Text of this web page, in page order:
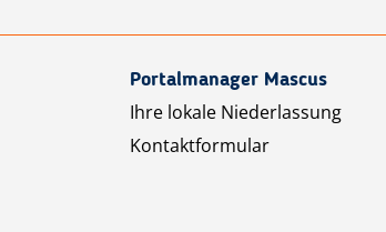
Portalmanager Mascus
Ihre lokale Niederlassung
Kontaktformular